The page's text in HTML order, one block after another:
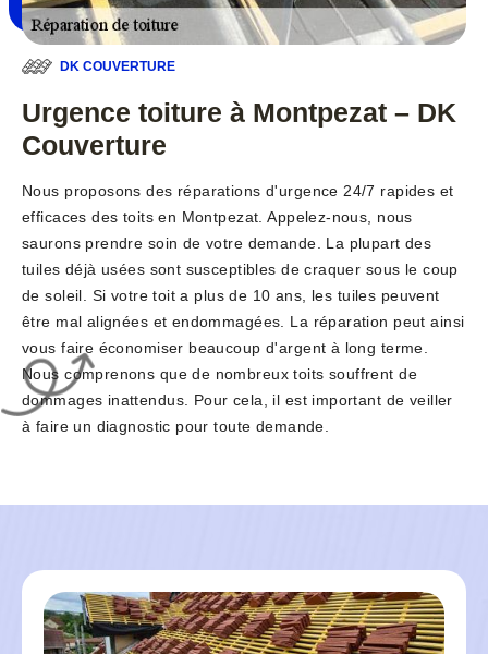
DK COUVERTURE
Urgence toiture à Montpezat – DK
Couverture
Nous proposons des réparations d'urgence 24/7 rapides et
efficaces des toits en Montpezat. Appelez-nous, nous
saurons prendre soin de votre demande. La plupart des
tuiles déjà usées sont susceptibles de craquer sous le coup
de soleil. Si votre toit a plus de 10 ans, les tuiles peuvent
être mal alignées et endommagées. La réparation peut ainsi
vous faire économiser beaucoup d'argent à long terme.
Nous comprenons que de nombreux toits souffrent de
dommages inattendus. Pour cela, il est important de veiller
à faire un diagnostic pour toute demande.